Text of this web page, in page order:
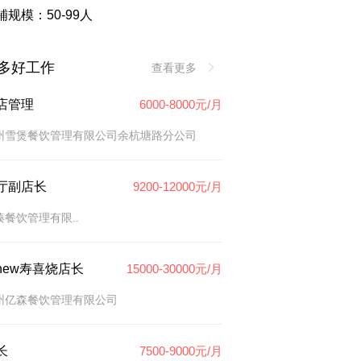
规模：50-99人
好工作 查看更多
管理 6000-8000元/月
雪煲餐饮管理有限公司余杭塘路分公司
副店长 9200-12000元/月
餐饮管理有限..
寿喜烧店长 15000-30000元/月
亿森餐饮管理有限公司
7500-9000元/月